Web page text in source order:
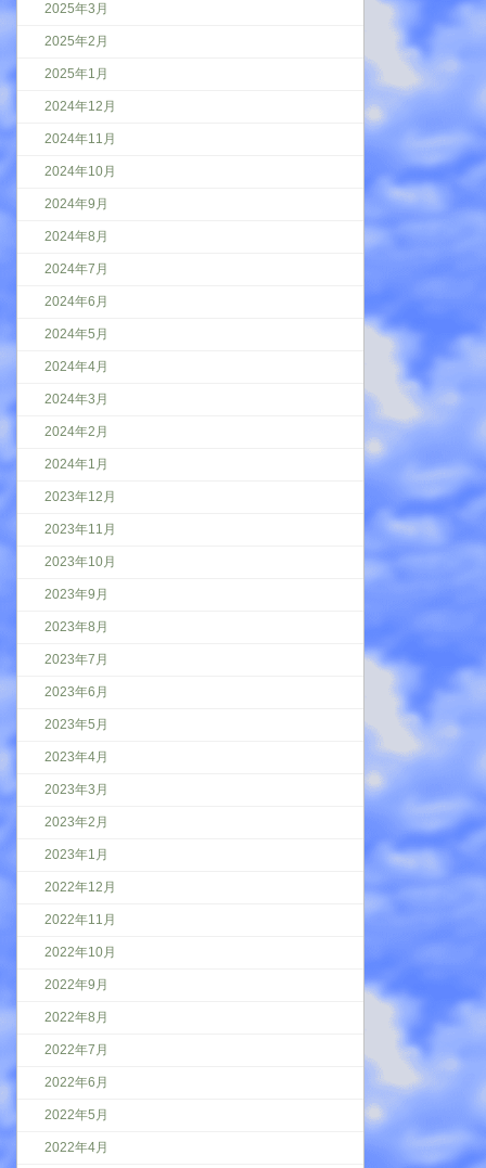
2025年3月
2025年2月
2025年1月
2024年12月
2024年11月
2024年10月
2024年9月
2024年8月
2024年7月
2024年6月
2024年5月
2024年4月
2024年3月
2024年2月
2024年1月
2023年12月
2023年11月
2023年10月
2023年9月
2023年8月
2023年7月
2023年6月
2023年5月
2023年4月
2023年3月
2023年2月
2023年1月
2022年12月
2022年11月
2022年10月
2022年9月
2022年8月
2022年7月
2022年6月
2022年5月
2022年4月